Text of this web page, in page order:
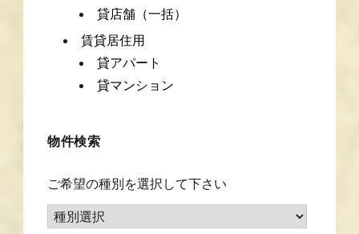
貸店舗（一括）
賃貸居住用
貸アパート
貸マンション
物件検索
ご希望の種別を選択して下さい